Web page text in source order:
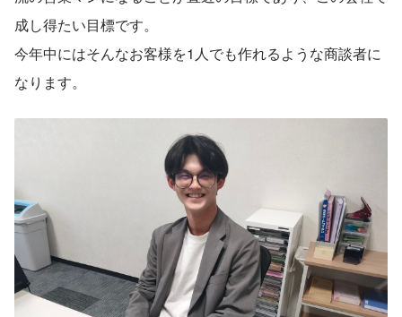
成し得たい目標です。
今年中にはそんなお客様を1人でも作れるような商談者に
なります。